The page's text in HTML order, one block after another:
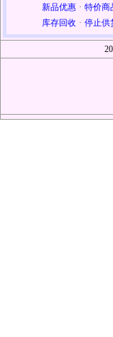
新品优惠 · 特价商
库存回收 · 停止供